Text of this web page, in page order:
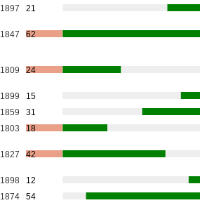
1897 21
1847 62
1809 24
1899
15
1859
31
1803 18
1827 42
1898
12
1874 54